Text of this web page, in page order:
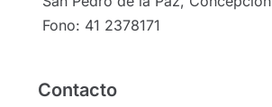
Fono: 41 2378171
Contacto